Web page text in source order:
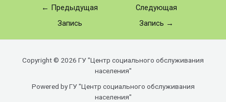
← Предыдущая
Запись
Следующая
Запись →
Copyright © 2026 ГУ "Центр социального обслуживания
населения"
Powered by ГУ "Центр социального обслуживания
населения"